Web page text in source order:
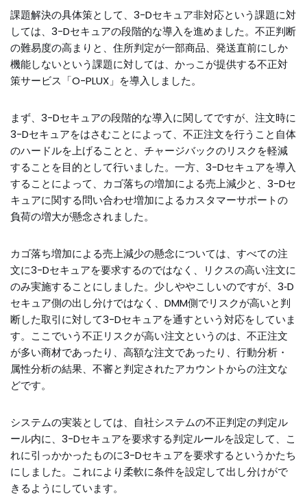
課題解決の具体策として、3-Dセキュア非対応という課題に対
しては、3-Dセキュアの段階的な導入を進めました。不正判断
の難易度の高まりと、住所判定が一部商品、発送直前にしか
機能しないという課題に対しては、かっこが提供する不正対
策サービス「O-PLUX」を導入しました。
まず、3-Dセキュアの段階的な導入に関してですが、注文時に
3-Dセキュアをはさむことによって、不正注文を行うこと自体
のハードルを上げることと、チャージバックのリスクを軽減
することを目的として行いました。一方、3-Dセキュアを導入
することによって、カゴ落ちの増加による売上減少と、3-Dセ
キュアに関する問い合わせ増加によるカスタマーサポートの
負荷の増大が懸念されました。
カゴ落ち増加による売上減少の懸念については、すべての注
文に3-Dセキュアを要求するのではなく、リクスの高い注文に
のみ実施することにしました。少しややこしいのですが、3‐D
セキュア側の出し分けではなく、DMM側でリスクが高いと判
断した取引に対して3-Dセキュアを通すという対応をしていま
す。ここでいう不正リスクが高い注文というのは、不正注文
が多い商材であったり、高額な注文であったり、行動分析・
属性分析の結果、不審と判定されたアカウントからの注文な
どです。
システムの実装としては、自社システムの不正判定の判定ル
ール内に、3-Dセキュアを要求する判定ルールを設定して、こ
れに引っかかったものに3-Dセキュアを要求するというかたち
にしました。これにより柔軟に条件を設定して出し分けがで
きるようにしています。